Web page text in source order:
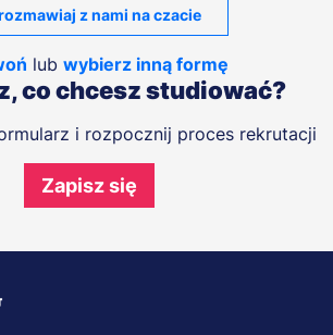
z nami na czacie
lub wybierz inną formę
co chcesz studiować?
i rozpocznij proces rekrutacji
Zapisz się